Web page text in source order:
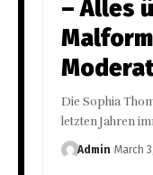
– Alles
Die Sophia
letzten Jahren
Admin March